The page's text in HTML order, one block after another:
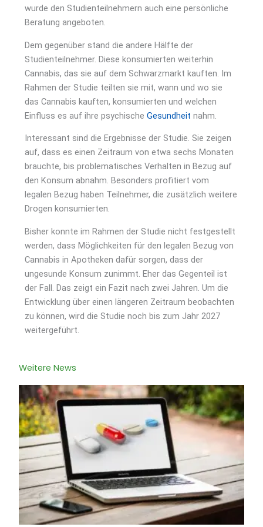
wurde den Studienteilnehmern auch eine persönliche
Beratung angeboten.
Dem gegenüber stand die andere Hälfte der
Studienteilnehmer. Diese konsumierten weiterhin
Cannabis, das sie auf dem Schwarzmarkt kauften. Im
Rahmen der Studie teilten sie mit, wann und wo sie
das Cannabis kauften, konsumierten und welchen
Einfluss es auf ihre psychischeGesundheit nahm.
Interessant sind die Ergebnisse der Studie. Sie zeigen
auf, dass es einen Zeitraum von etwa sechs Monaten
brauchte, bis problematisches Verhalten in Bezug auf
den Konsum abnahm. Besonders profitiert vom
legalen Bezug haben Teilnehmer, die zusätzlich weitere
Drogen konsumierten.
Bisher konnte im Rahmen der Studie nicht festgestellt
werden, dass Möglichkeiten für den legalen Bezug von
Cannabis in Apotheken dafür sorgen, dass der
ungesunde Konsum zunimmt. Eher das Gegenteil ist
der Fall. Das zeigt ein Fazit nach zwei Jahren. Um die
Entwicklung über einen längeren Zeitraum beobachten
zu können, wird die Studie noch bis zum Jahr 2027
weitergeführt.
Weitere News